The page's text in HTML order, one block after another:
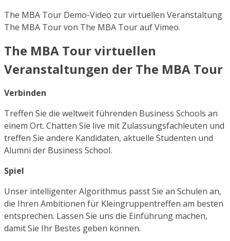
The MBA Tour Demo-Video zur virtuellen Veranstaltung
The MBA Tour von The MBA Tour auf Vimeo.
The MBA Tour virtuellen
Veranstaltungen der The MBA Tour
Verbinden
Treffen Sie die weltweit führenden Business Schools an
einem Ort. Chatten Sie live mit Zulassungsfachleuten und
treffen Sie andere Kandidaten, aktuelle Studenten und
Alumni der Business School.
Spiel
Unser intelligenter Algorithmus passt Sie an Schulen an,
die Ihren Ambitionen für Kleingruppentreffen am besten
entsprechen. Lassen Sie uns die Einführung machen,
damit Sie Ihr Bestes geben können.